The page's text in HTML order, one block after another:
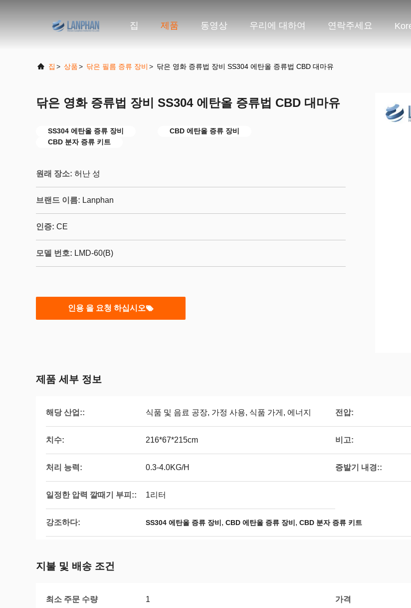
집 제품 동영상 우리에 대하여 연락주세요
집 > 상품> 닦은 필름 증류 장비 > 닦은 영화 증류법 장비 SS304 에탄올 증류법 CBD 대마유
닦은 영화 증류법 장비 SS304 에탄올 증류법 CBD 대마유
SS304 에탄올 증류 장비
CBD 에탄올 증류 장비
CBD 분자 증류 키트
원래 장소: 허난 성
브랜드 이름: Lanphan
인증: CE
모델 번호: LMD-60(B)
인용 을 요청 하십시오
제품 세부 정보
해당 산업:: 식품 및 음료 공장, 가정 사용, 식품 가게, 에너지 전압:
치수: 216*67*215cm 비고:
처리 능력: 0.3-4.0KG/H 증발기 내경::
일정한 압력 깔때기 부피:: 1리터
강조하다: SS304 에탄올 증류 장비 , CBD 에탄올 증류 장비 , CBD 분자 증류 키트
지불 및 배송 조건
최소 주문 수량 1 가격